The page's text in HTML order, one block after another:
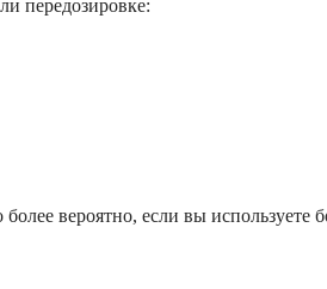
передозировке:
вероятно, если вы